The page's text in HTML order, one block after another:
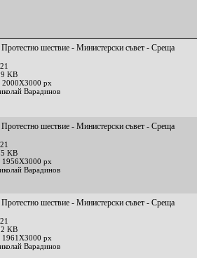
шествие - Министерски съвет - Среща
KB
2000X3000 px
Варадинов
шествие - Министерски съвет - Среща
KB
1956X3000 px
Варадинов
шествие - Министерски съвет - Среща
KB
1961X3000 px
Варадинов